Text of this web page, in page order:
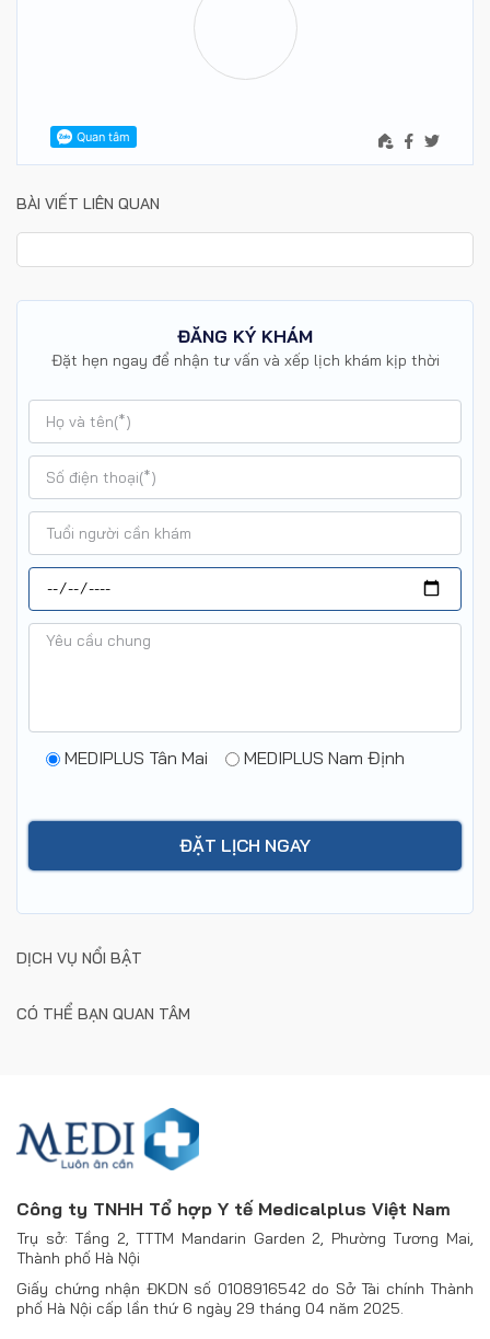
BÀI VIẾT LIÊN QUAN
ĐĂNG KÝ KHÁM
Đặt hẹn ngay để nhận tư vấn và xếp lịch khám kịp thời
MEDIPLUS Tân Mai MEDIPLUS Nam Định
DỊCH VỤ NỔI BẬT
CÓ THỂ BẠN QUAN TÂM
Công ty TNHH Tổ hợp Y tế Medicalplus Việt Nam
Trụ sở: Tầng 2, TTTM Mandarin Garden 2, Phường Tương Mai,
Thành phố Hà Nội
Giấy chứng nhận ĐKDN số 0108916542 do Sở Tài chính Thành
phố Hà Nội cấp lần thứ 6 ngày 29 tháng 04 năm 2025.